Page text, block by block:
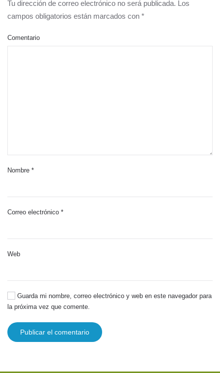
Tu dirección de correo electrónico no será publicada. Los
campos obligatorios están marcados con *
Comentario
Nombre *
Correo electrónico *
Web
Guarda mi nombre, correo electrónico y web en este navegador para
la próxima vez que comente.
Publicar el comentario